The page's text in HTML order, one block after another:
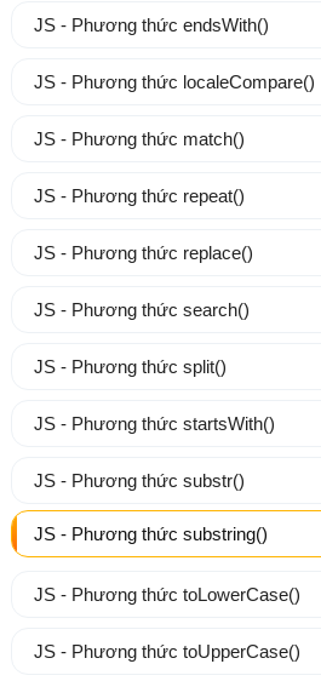
JS - Phương thức endsWith()
JS - Phương thức localeCompare()
JS - Phương thức match()
JS - Phương thức repeat()
JS - Phương thức replace()
JS - Phương thức search()
JS - Phương thức split()
JS - Phương thức startsWith()
JS - Phương thức substr()
JS - Phương thức substring()
JS - Phương thức toLowerCase()
JS - Phương thức toUpperCase()